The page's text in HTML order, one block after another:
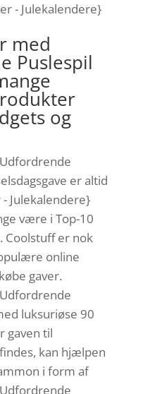
- Julekalendere}
med
Puslespil
og
er altid
Julekalendere}
være i Top-10
Coolstuff er nok
online
gaver.
luksuriøse 90
gaven til
kan hjælpen
i form af